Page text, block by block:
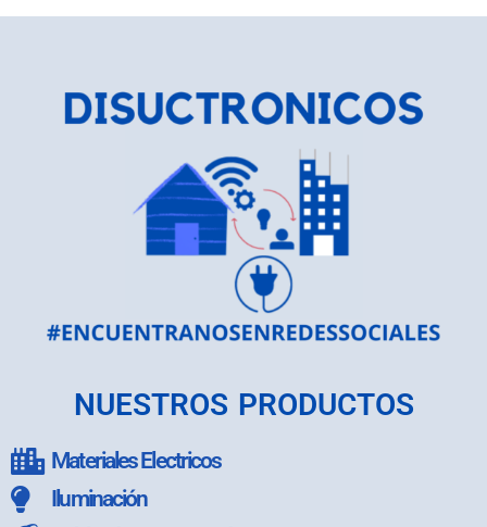
NUESTROS PRODUCTOS
Materiales Electricos
Iluminación